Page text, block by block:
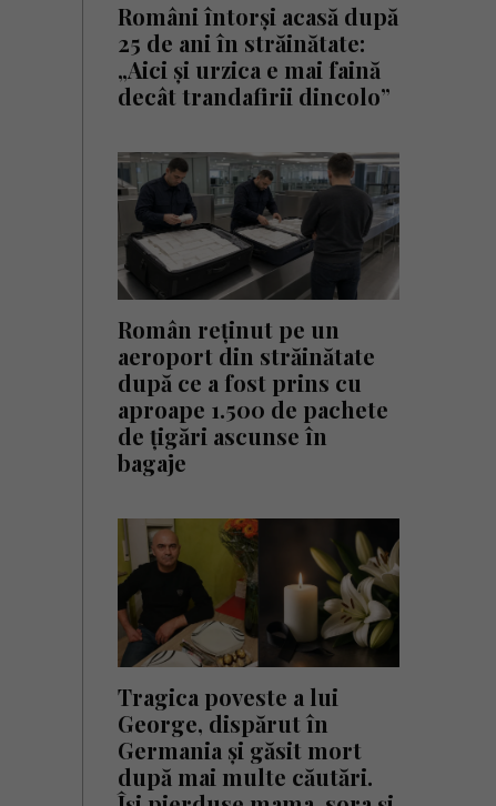
Români întorși acasă după
25 de ani în străinătate:
„Aici și urzica e mai faină
decât trandafirii dincolo”
Român reținut pe un
aeroport din străinătate
după ce a fost prins cu
aproape 1.500 de pachete
de țigări ascunse în
bagaje
Tragica poveste a lui
George, dispărut în
Germania și găsit mort
după mai multe căutări.